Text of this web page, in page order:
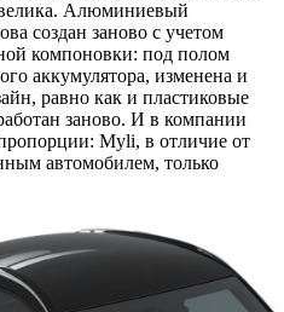
Алюминиевый
создан заново с учетом
компоновки: под полом
аккумулятора, изменена и
равно как и пластиковые
заново. И в компании
Myli, в отличие от
автомобилем, только